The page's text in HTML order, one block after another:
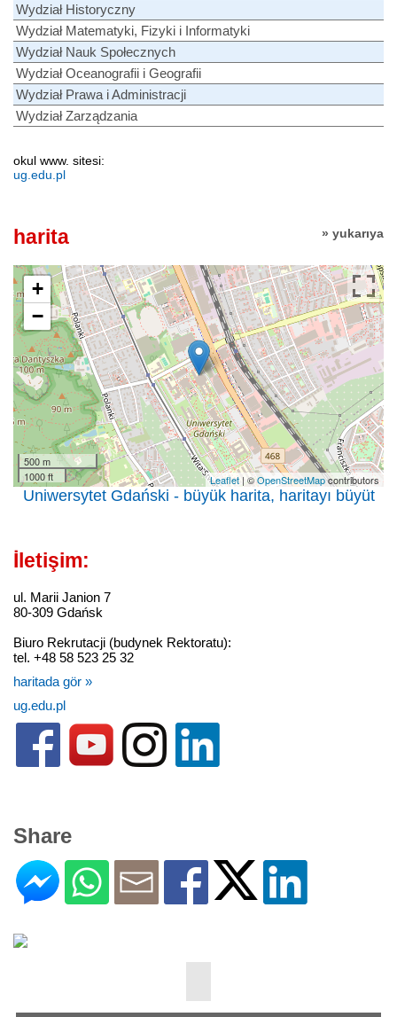
Wydział Historyczny
Wydział Matematyki, Fizyki i Informatyki
Wydział Nauk Społecznych
Wydział Oceanografii i Geografii
Wydział Prawa i Administracji
Wydział Zarządzania
okul www. sitesi:
ug.edu.pl
» yukarıya
harita
+
−
500 m
1000 ft
Leaflet | ©OpenStreetMapcontributors
Uniwersytet Gdański - büyük harita, haritayı büyüt
İletişim:
ul. Marii Janion 7
80-309 Gdańsk
Biuro Rekrutacji (budynek Rektoratu):
tel. +48 58 523 25 32
haritada gör »
ug.edu.pl
Share